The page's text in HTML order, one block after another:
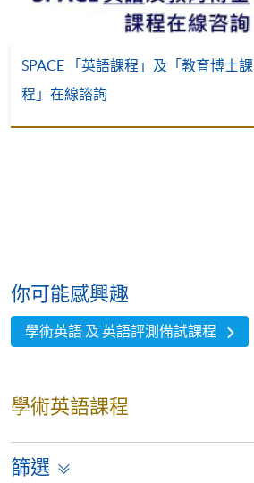
SPACE 「英語課程」及「教育博士課
程」在線諮詢
你可能感興趣
學術英語 及 英語評測備試課程
學術英語課程
篩選